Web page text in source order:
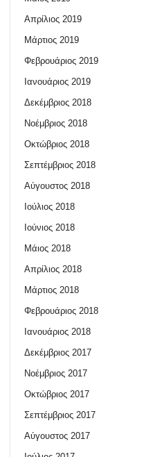
Απρίλιος 2019
Μάρτιος 2019
Φεβρουάριος 2019
Ιανουάριος 2019
Δεκέμβριος 2018
Νοέμβριος 2018
Οκτώβριος 2018
Σεπτέμβριος 2018
Αύγουστος 2018
Ιούλιος 2018
Ιούνιος 2018
Μάιος 2018
Απρίλιος 2018
Μάρτιος 2018
Φεβρουάριος 2018
Ιανουάριος 2018
Δεκέμβριος 2017
Νοέμβριος 2017
Οκτώβριος 2017
Σεπτέμβριος 2017
Αύγουστος 2017